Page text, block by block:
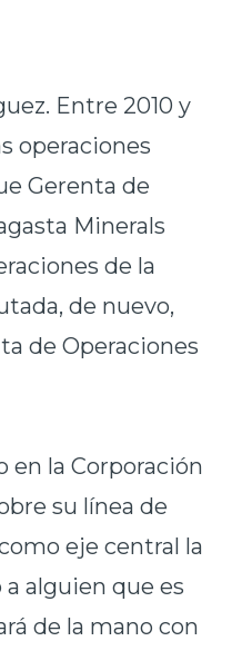
Entre 2010 y
operaciones
Gerenta de
Minerals
de la
de nuevo,
de Operaciones
en la Corporación
su línea de
eje central la
a alguien que es
de la mano con